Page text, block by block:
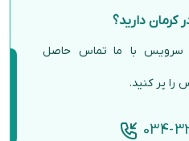
کرمان دارید؟
سرویس با ما تماس حاصل
را پر کنید.
034-